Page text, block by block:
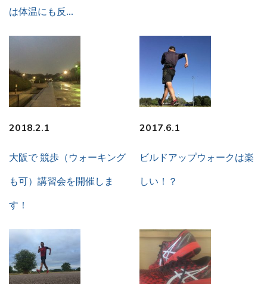
は体温にも反…
2018.2.1
大阪で 競歩（ウォーキング
も可）講習会を開催しま
す！
2017.6.1
ビルドアップウォークは楽
しい！？